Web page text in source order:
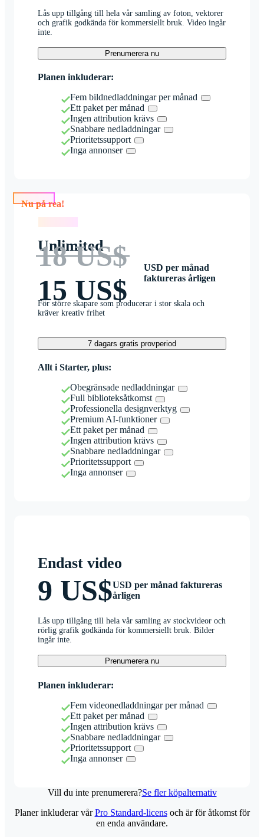
Lås upp tillgång till hela vår samling av foton, vektorer
och grafik godkända för kommersiellt bruk. Video ingår
inte.
Prenumerera nu
Planen inkluderar:
Fem bildnedladdningar per månad
Ett paket per månad
Ingen attribution krävs
Snabbare nedladdningar
Prioritetssupport
Inga annonser
Nu på rea!
Unlimited
18 US$
15 US$
USD per månad
faktureras årligen
För större skapare som producerar i stor skala och
kräver kreativ frihet
7 dagars gratis provperiod
Allt i Starter, plus:
Obegränsade nedladdningar
Full biblioteksåtkomst
Professionella designverktyg
Premium AI-funktioner
Ett paket per månad
Ingen attribution krävs
Snabbare nedladdningar
Prioritetssupport
Inga annonser
Endast video
9 US$USD per månad faktureras
årligen
Lås upp tillgång till hela vår samling av stockvideor och
rörlig grafik godkända för kommersiellt bruk. Bilder
ingår inte.
Prenumerera nu
Planen inkluderar:
Fem videonedladdningar per månad
Ett paket per månad
Ingen attribution krävs
Snabbare nedladdningar
Prioritetssupport
Inga annonser
Vill du inte prenumerera?Se fler köpalternativ
Planer inkluderar vårPro Standard-licensoch är för åtkomst för
en enda användare.